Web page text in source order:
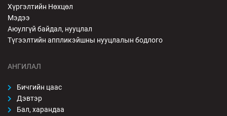
Хүргэлтийн Нөхцөл
Мэдээ
Аюулгүй байдал, нууцлал
Түгээлтийн аппликэйшны нууцлалын бодлого
АНГИЛАЛ
Бичгийн цаас
Дэвтэр
Бал, харандаа